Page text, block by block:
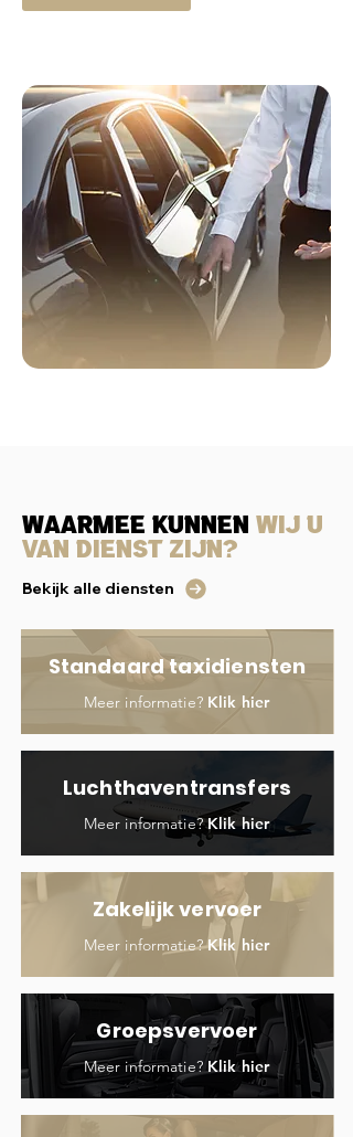
Waarmee kunnen wij u
van dienst zijn?
Bekijk alle diensten
Standaard taxidiensten
Meer informatie? Klik hier
Luchthaventransfers
Meer informatie?Klik hier
Zakelijk vervoer
Meer informatie?Klik hier
Groepsvervoer
Meer informatie?Klik hier